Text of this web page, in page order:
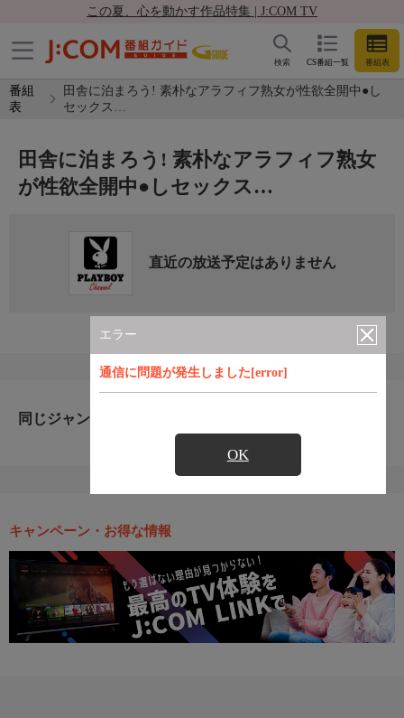
この夏、心を動かす作品特集 | J:COM TV
CS番組一覧 番組表
検索
番組
表
田舎に泊まろう! 素朴なアラフィフ熟女が性欲全開中●し
セックス…
エラー
通信に問題が発生しました[error]
OK
田舎に泊まろう! 素朴なアラフィフ熟女
が性欲全開中●しセックス…
直近の放送予定はありません
同じジャンルのおすすめ番組
キャンペーン・お得な情報